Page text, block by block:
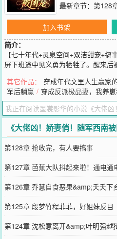
最新章节： 第128
加入书架
简介：
【七十年代+灵泉空间+双洁甜宠+搞
屏下班途中见义勇为牺牲了。醒来
为她斩断水草，沈画屏趁机勾住他
里见过这种阵仗？多年深水寒潭有了
巷。“现在你已经退婚，是不是可以
敷衍笑道，“我还小，你等不起！“男
先订婚。”沈画屏被堵得完全没了脾
持之际，救命恩人突然就入了奶奶
沈画屏觉得跟他结婚应该也不错。***
他领导，乔渡川整个人都不淡定了。
沈画屏家院外，他要告诉她：他后悔
自己媳妇，立即替他申请了任务。于
在做任务，就是在做任务的途中……
您要是觉得《大佬凶！娇妻俏！随军
忘记向您QQ群和微博微信里的朋友推
其它作品： 穿成年代文里人生赢家
军后躺赢 / 穿成反派极品妻，我养
《大佬凶！娇妻俏！随军西南
第128章 抢收完，有人要搞事
第127章 芭蕉大队抖起来啦！通电通
第126章 乔慧自食恶果&amp;夭夭下
第125章 段梦竹程菲菲，好姐妹反目
第124章 沈松意离开&amp;叶明强越